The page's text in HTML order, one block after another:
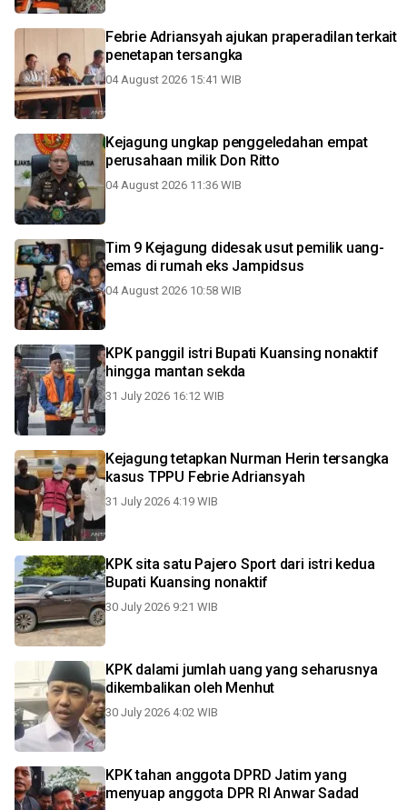
Febrie Adriansyah ajukan praperadilan terkait
penetapan tersangka
04 August 2026 15:41 WIB
Kejagung ungkap penggeledahan empat
perusahaan milik Don Ritto
04 August 2026 11:36 WIB
Tim 9 Kejagung didesak usut pemilik uang-
emas di rumah eks Jampidsus
04 August 2026 10:58 WIB
KPK panggil istri Bupati Kuansing nonaktif
hingga mantan sekda
31 July 2026 16:12 WIB
Kejagung tetapkan Nurman Herin tersangka
kasus TPPU Febrie Adriansyah
31 July 2026 4:19 WIB
KPK sita satu Pajero Sport dari istri kedua
Bupati Kuansing nonaktif
30 July 2026 9:21 WIB
KPK dalami jumlah uang yang seharusnya
dikembalikan oleh Menhut
30 July 2026 4:02 WIB
KPK tahan anggota DPRD Jatim yang
menyuap anggota DPR RI Anwar Sadad